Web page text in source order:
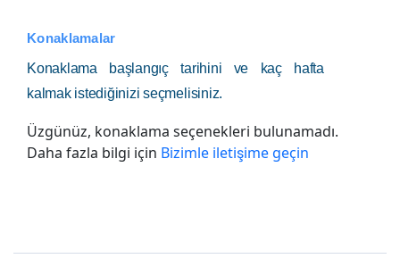
Konaklamalar
Konaklama başlangıç tarihini ve kaç hafta
kalmak istediğinizi seçmelisiniz.
Üzgünüz, konaklama seçenekleri bulunamadı.
Daha fazla bilgi için Bizimle iletişime geçin